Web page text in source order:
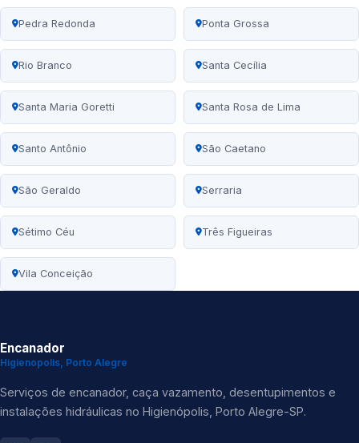
Pedra Redonda Ponta Grossa
Rio Branco Santa Cecília
Santa Maria Goretti Santa Rosa de Lima
Santo Antônio São Caetano
São Geraldo Serraria
Sétimo Céu Três Figueiras
Vila Conceição
Encanador
Higienopolis, Porto Alegre
Serviços de encanador, caça vazamento, desentupimentos e
instalações hidráulicas no Higienópolis, Porto Alegre-SP.